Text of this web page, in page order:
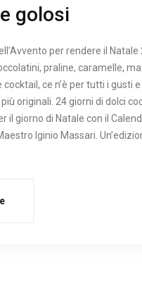
golosi
per rendere il Natale
praline, caramelle, ma
cocktail, ce n’è per tutti i gusti
originali. 24 giorni di dolci
il giorno di Natale con il
Iginio Massari.